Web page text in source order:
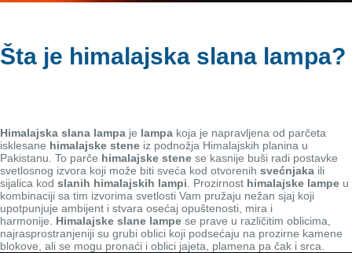
Šta je himalajska slana lampa?
Himalajska slana lampa je lampa koja je napravljena od parčeta
isklesane himalajske stene iz podnožja Himalajskih planina u
Pakistanu. To parče himalajske stene se kasnije buši radi postavke
svetlosnog izvora koji može biti sveća kod otvorenih svećnjaka ili
sijalica kod slanih himalajskih lampi . Prozirnost himalajske lampe u
kombinaciji sa tim izvorima svetlosti Vam pružaju nežan sjaj koji
upotpunjuje ambijent i stvara osećaj opuštenosti, mira i
harmonije. Himalajske slane lampe se prave u različitim oblicima,
najrasprostranjeniji su grubi oblici koji podsećaju na prozirne kamene
blokove, ali se mogu pronaći i oblici jajeta, plamena pa čak i srca.